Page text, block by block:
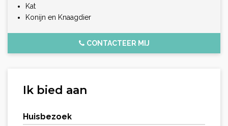
Kat
Konijn en Knaagdier
CONTACTEER MIJ
Ik bied aan
Huisbezoek